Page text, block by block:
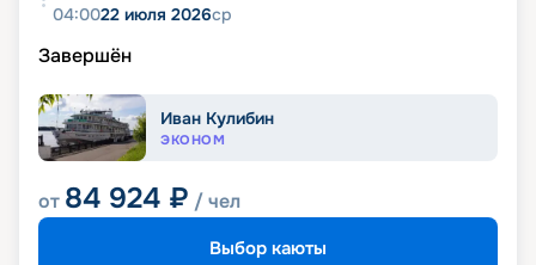
04:0022 июля 2026ср
Завершён
Иван Кулибин
ЭКОНОМ
от 84 924 ₽ / чел
Выбор каюты